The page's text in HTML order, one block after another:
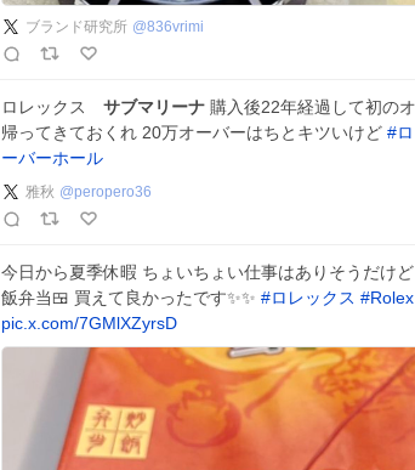
ブランド研究所 @836vrimi
ロレックス サブマリーナ 購入後22年経過して初の
帰ってきておくれ 20万オーバーはちとキツいけど #
ーバーホール
雅秋 @peropero36
今日から夏季休暇 ちょいちょい仕事はありそうだけ
飯弁当🍱 買えて良かったです✨✨ #ロレックス #Rolex
pic.x.com/7GMlXZyrsD